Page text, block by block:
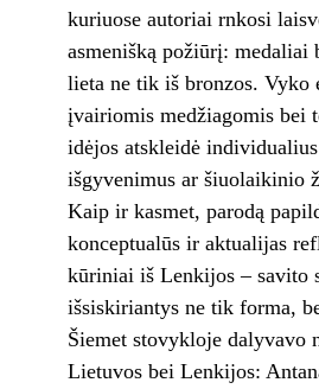
kuriuose autoriai rnkosi
asmenišką požiūrį: medaliai
lieta ne tik iš bronzos. Vyko
įvairiomis medžiagomis bei
idėjos atskleidė
išgyvenimus ar šiuolaikinio
Kaip ir kasmet, parodą
konceptualūs ir aktualijas
kūriniai iš Lenkijos – savito
išsiskiriantys ne tik forma,
Šiemet stovykloje dalyvavo
Lietuvos bei Lenkijos: